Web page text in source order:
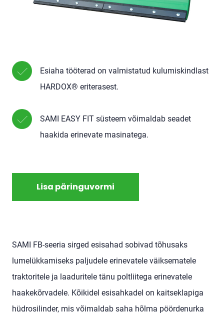
Esiaha tööterad on valmistatud kulumiskindlast
HARDOX® eriterasest.
SAMI EASY FIT süsteem võimaldab seadet
haakida erinevate masinatega.
Lisa päringuvormi
SAMI FB-seeria sirged esisahad sobivad tõhusaks
lumelükkamiseks paljudele erinevatele väiksematele
traktoritele ja laaduritele tänu poltliitega erinevatele
haakekõrvadele. Kõikidel esisahkadel on kaitseklapiga
hüdrosilinder, mis võimaldab saha hõlma pöördenurka